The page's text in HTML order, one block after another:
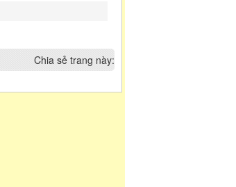
Chia sẻ trang này: